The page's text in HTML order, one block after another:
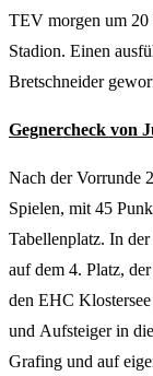
TEV morgen um
Stadion. Einen
Bretschneider
Gegnercheck von
Nach der Vorrunde
Spielen, mit 45
Tabellenplatz. In
auf dem 4. Platz,
den EHC
und Aufsteiger in
Grafing und auf